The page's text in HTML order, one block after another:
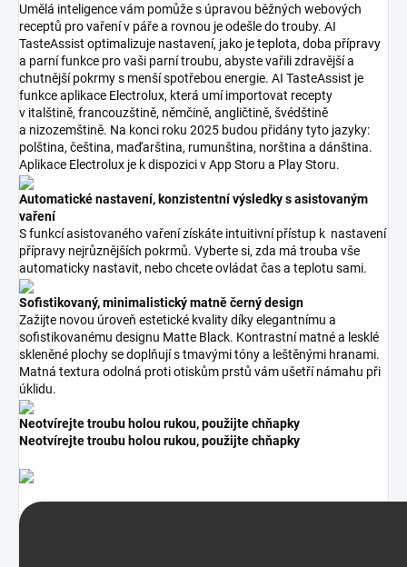
Umělá inteligence vám pomůže s úpravou běžných webových
receptů pro vaření v páře a rovnou je odešle do trouby. AI
TasteAssist optimalizuje nastavení, jako je teplota, doba přípravy
a parní funkce pro vaši parní troubu, abyste vařili zdravější a
chutnější pokrmy s menší spotřebou energie. AI TasteAssist je
funkce aplikace Electrolux, která umí importovat recepty
v italštině, francouzštině, němčině, angličtině, švédštině
a nizozemštině. Na konci roku 2025 budou přidány tyto jazyky:
polština, čeština, maďarština, rumunština, norština a dánština.
Aplikace Electrolux je k dispozici v App Storu a Play Storu.
Automatické nastavení, konzistentní výsledky s asistovaným
vaření
S funkcí asistovaného vaření získáte intuitivní přístup k nastavení
přípravy nejrůznějších pokrmů. Vyberte si, zda má trouba vše
automaticky nastavit, nebo chcete ovládat čas a teplotu sami.
Sofistikovaný, minimalistický matně černý design
Zažijte novou úroveň estetické kvality díky elegantnímu a
sofistikovanému designu Matte Black. Kontrastní matné a lesklé
skleněné plochy se doplňují s tmavými tóny a leštěnými hranami.
Matná textura odolná proti otiskům prstů vám ušetří námahu při
úklidu.
Neotvírejte troubu holou rukou, použijte chňapky
Neotvírejte troubu holou rukou, použijte chňapky